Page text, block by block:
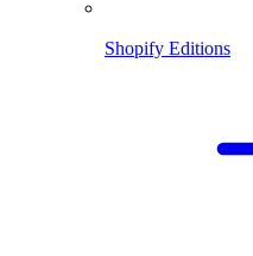
Shopify Editions